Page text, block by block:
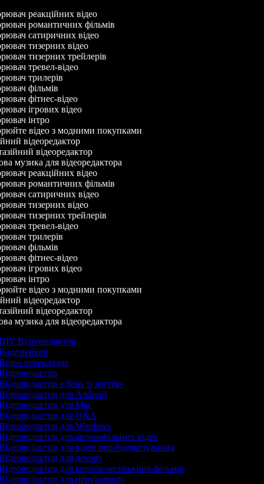
реакційних відео
романтичних фільмів
сатиричних відео
тизерних відео
тизерних трейлерів
тревел-відео
трилерів
фільмів
фітнес-відео
ігрових відео
інтро
відео з модними покупками
відеоредактор
відеоредактор
музика для відеоредактора
реакційних відео
романтичних фільмів
сатиричних відео
тизерних відео
тизерних трейлерів
тревел-відео
трилерів
фільмів
фітнес-відео
ігрових відео
інтро
відео з модними покупками
відеоредактор
відеоредактор
музика для відеоредактора
Відеоредактор
перекладач
«День із життя»
для Android
для Mac
для Q&A
для Windows
для автомобільних відео
для відео про бюджетування
для декору
для короткометражних фільмів
для нерухомості